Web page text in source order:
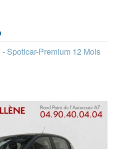
Spoticar-Premium 12 Mois